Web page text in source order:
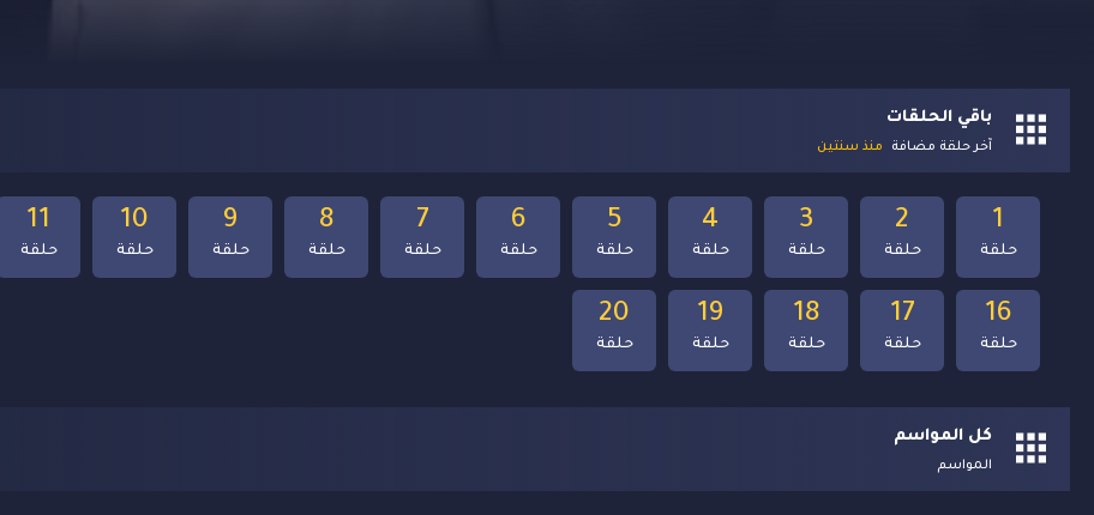
باقي الحلقات
آخر حلقة مضافة منذ سنتين
20
حلقة
19
حلقة
18
حلقة
17
حلقة
16
حلقة
11
حلقة
10
حلقة
9
حلقة
8
حلقة
7
حلقة
6
حلقة
5
حلقة
4
حلقة
3
حلقة
2
حلقة
1
حلقة
كل المواسم
المواسم